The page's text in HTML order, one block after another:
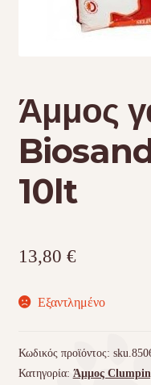
Φροντίδα – Είδη
Άμμος
10lt
13,80 €
Εξαντλημένο
Κωδικός προϊόντος:
Κατηγορία: Άμμος